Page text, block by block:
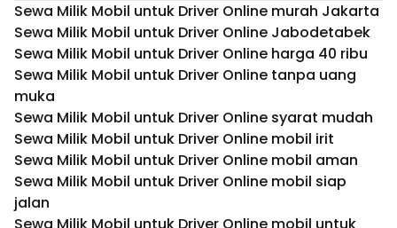
Sewa Milik Mobil untuk Driver Online murah Jakarta
Sewa Milik Mobil untuk Driver Online Jabodetabek
Sewa Milik Mobil untuk Driver Online harga 40 ribu
Sewa Milik Mobil untuk Driver Online tanpa uang
muka
Sewa Milik Mobil untuk Driver Online syarat mudah
Sewa Milik Mobil untuk Driver Online mobil irit
Sewa Milik Mobil untuk Driver Online mobil aman
Sewa Milik Mobil untuk Driver Online mobil siap
jalan